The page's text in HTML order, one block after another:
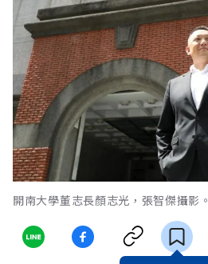
開南大學董志長顏志光，張智傑攝影。